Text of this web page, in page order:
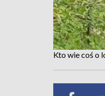
Kto wie coś o